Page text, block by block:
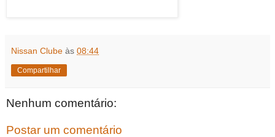
Nissan Clube às 08:44
Compartilhar
Nenhum comentário:
Postar um comentário